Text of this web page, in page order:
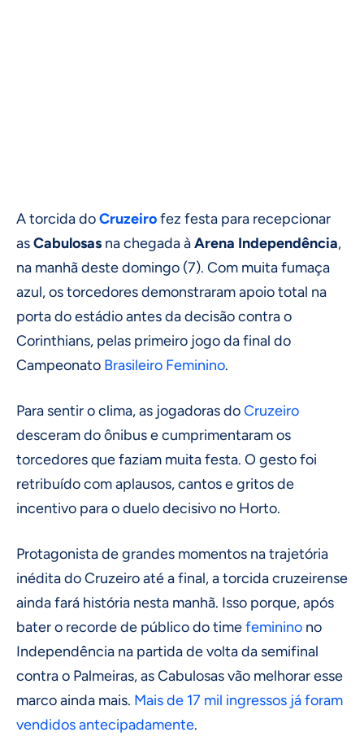
A torcida doCruzeirofez festa para recepcionar
asCabulosas na chegada àArena Independência,
na manhã deste domingo (7). Com muita fumaça
azul, os torcedores demonstraram apoio total na
porta do estádio antes da decisão contra o
Corinthians, pelas primeiro jogo da final do
Campeonato Brasileiro Feminino.
Para sentir o clima, as jogadoras doCruzeiro
desceram do ônibus e cumprimentaram os
torcedores que faziam muita festa. O gesto foi
retribuído com aplausos, cantos e gritos de
incentivo para o duelo decisivo no Horto.
Protagonista de grandes momentos na trajetória
inédita do Cruzeiro até a final, a torcida cruzeirense
ainda fará história nesta manhã. Isso porque, após
bater o recorde de público do timefeminino no
Independência na partida de volta da semifinal
contra o Palmeiras, as Cabulosas vão melhorar esse
marco ainda mais. Mais de 17 mil ingressos já foram
vendidos antecipadamente.